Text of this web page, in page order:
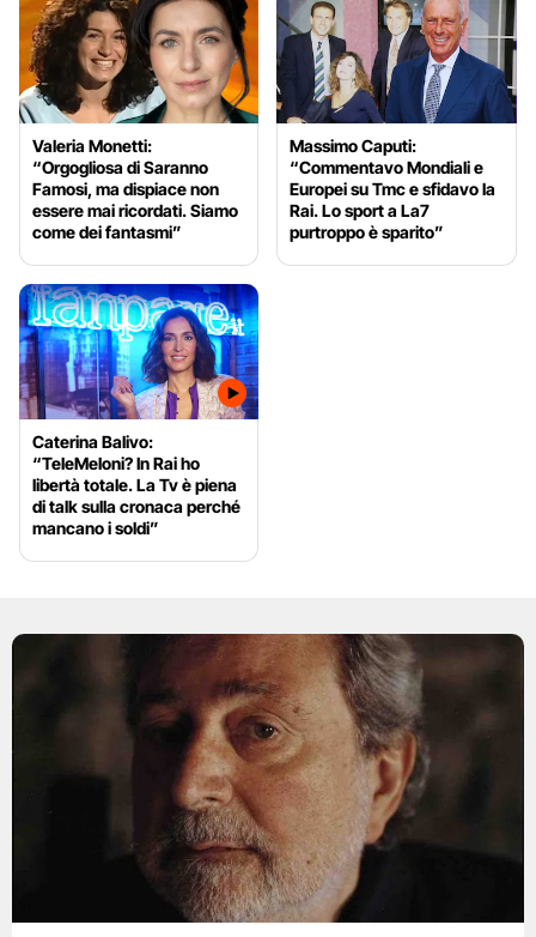
Valeria Monetti:
“Orgogliosa di Saranno
Famosi, ma dispiace non
essere mai ricordati. Siamo
come dei fantasmi”
Massimo Caputi:
“Commentavo Mondiali e
Europei su Tmc e sfidavo la
Rai. Lo sport a La7
purtroppo è sparito”
Caterina Balivo:
“TeleMeloni? In Rai ho
libertà totale. La Tv è piena
di talk sulla cronaca perché
mancano i soldi”